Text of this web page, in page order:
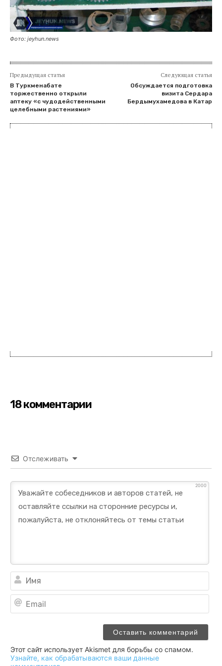
Фото: jeyhun.news
Предыдущая статья
В Туркменабате
торжественно открыли
аптеку «с чудодейственными
целебными растениями»
Следующая статья
Обсуждается подготовка
визита Сердара
Бердымухамедова в Катар
18 комментарии
Отслеживать
2000
Этот сайт использует Akismet для борьбы со спамом.
Узнайте, как обрабатываются ваши данные